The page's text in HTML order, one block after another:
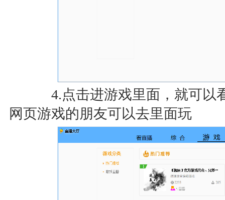
4.点击进游戏里面，就可以
网页游戏的朋友可以去里面玩